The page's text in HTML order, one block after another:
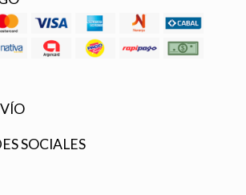
SOCIALES